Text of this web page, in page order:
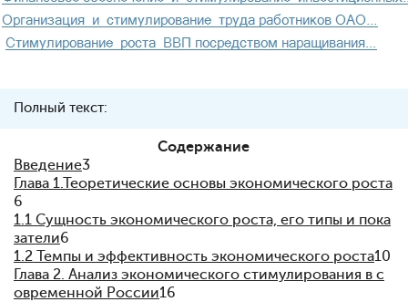
Полный текст:
Содержание
Введение3
Глава 1.Теоретические основы экономического роста
6
1.1 Сущность экономического роста, его типы и пока
затели6
1.2 Темпы и эффективность экономического роста10
Глава 2. Анализ экономического стимулирования в с
овременной России16